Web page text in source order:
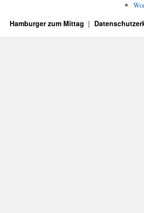
Hamburger zum Mittag